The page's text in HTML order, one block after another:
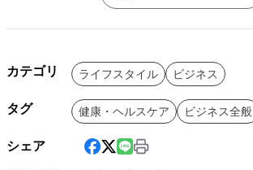
カテゴリ ライフスタイル ビジネス
タグ 健康・ヘルスケア ビジネス全般
シェア